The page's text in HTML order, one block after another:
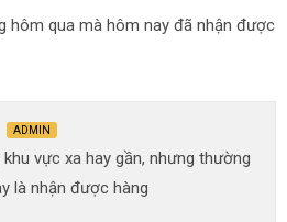
hôm qua mà hôm nay đã nhận được
ADMIN
vực xa hay gần, nhưng thường
là nhận được hàng